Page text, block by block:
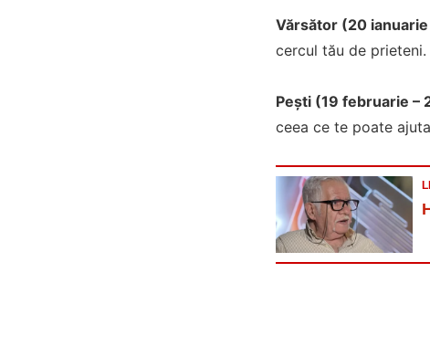
Vărsător (20
cercul tău de
Pești (19 februarie –
ceea ce te poate